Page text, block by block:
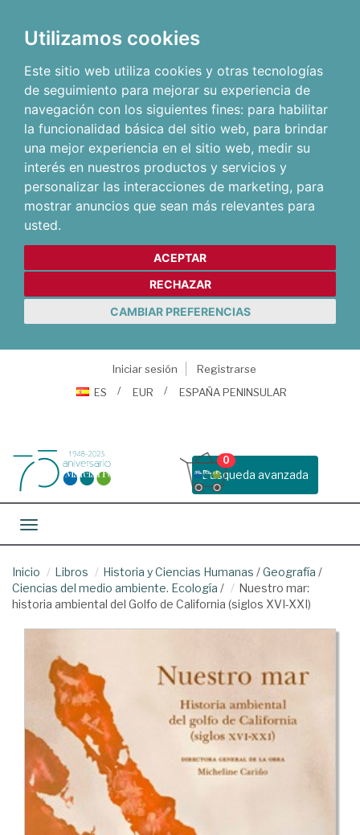
Utilizamos cookies
Este sitio web utiliza cookies y otras tecnologías
de seguimiento para mejorar su experiencia de
navegación con los siguientes fines: para habilitar
la funcionalidad básica del sitio web, para brindar
una mejor experiencia en el sitio web, medir su
interés en nuestros productos y servicios y
personalizar las interacciones de marketing, para
mostrar anuncios que sean más relevantes para
usted.
ACEPTAR
RECHAZAR
CAMBIAR PREFERENCIAS
Iniciar sesión
Registrarse
ES
EUR ESPAÑA PENINSULAR
Busqueda avanzada
0
Toggle navigation
Inicio Libros Historia y Ciencias Humanas /Geografía /
Ciencias del medio ambiente. Ecología /
Nuestro mar:
historia ambiental del Golfo de California (siglos XVI-XXI)